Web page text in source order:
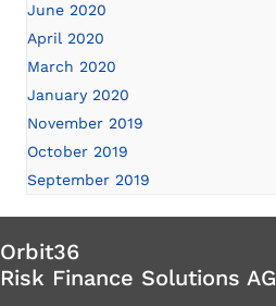
June 2020
April 2020
March 2020
January 2020
November 2019
October 2019
September 2019
Orbit36
Risk Finance Solutions AG